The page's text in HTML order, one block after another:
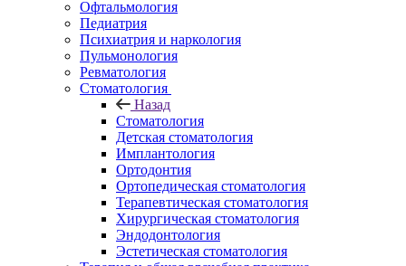
Офтальмология
Педиатрия
Психиатрия и наркология
Пульмонология
Ревматология
Стоматология
Назад
Стоматология
Детская стоматология
Имплантология
Ортодонтия
Ортопедическая стоматология
Терапевтическая стоматология
Хирургическая стоматология
Эндодонтология
Эстетическая стоматология